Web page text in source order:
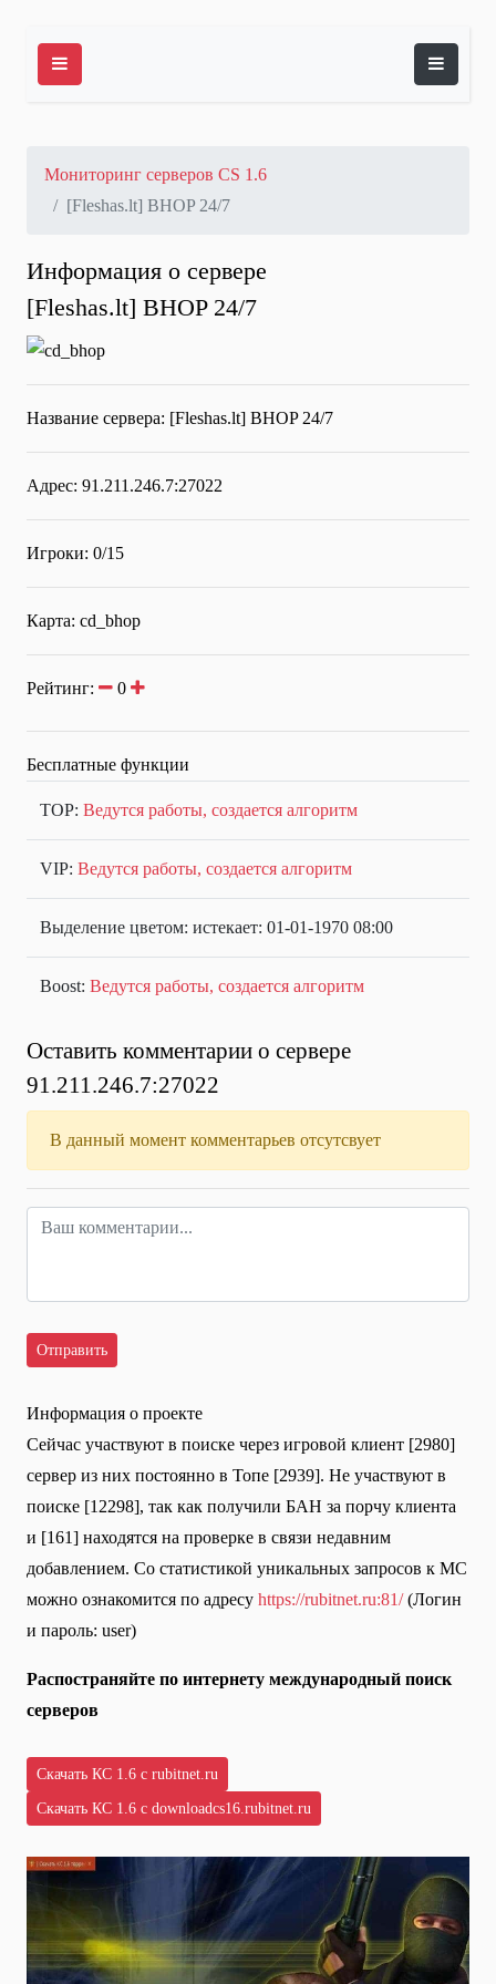
Мониторинг серверов CS 1.6
[Fleshas.lt] BHOP 24/7
Информация о сервере
[Fleshas.lt] BHOP 24/7
Название сервера: [Fleshas.lt] BHOP 24/7
Адрес: 91.211.246.7:27022
Игроки: 0/15
Карта: cd_bhop
Рейтинг: 0
Бесплатные функции
TOP: Ведутся работы, создается алгоритм
VIP: Ведутся работы, создается алгоритм
Выделение цветом: истекает: 01-01-1970 08:00
Boost: Ведутся работы, создается алгоритм
Оставить комментарии о сервере
91.211.246.7:27022
В данный момент комментарьев отсутсвует
Информация о проекте
Сейчас участвуют в поиске через игровой клиент [2980]
сервер из них постоянно в Топе [2939]. Не участвуют в
поиске [12298], так как получили БАН за порчу клиента
и [161] находятся на проверке в связи недавним
добавлением. Со статистикой уникальных запросов к МС
можно ознакомится по адресу https://rubitnet.ru:81/(Логин
и пароль: user)
Распостраняйте по интернету международный поиск
серверов
Скачать КС 1.6 с rubitnet.ru
Скачать КС 1.6 с downloadcs16.rubitnet.ru